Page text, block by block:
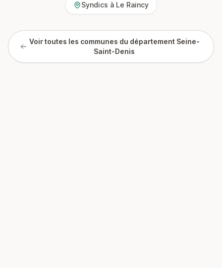
Syndics à Le Raincy
Voir toutes les communes du département Seine-
Saint-Denis